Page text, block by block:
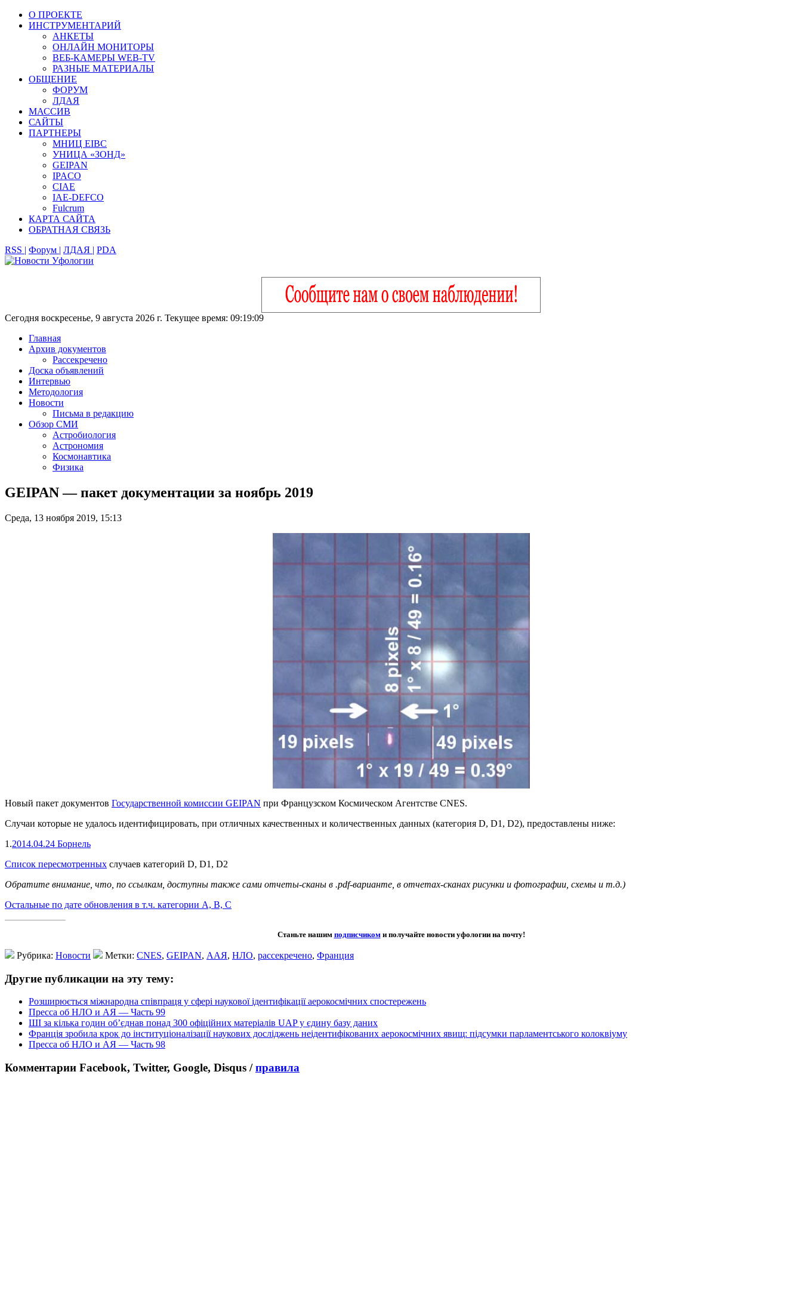
О ПРОЕКТЕ
ИНСТРУМЕНТАРИЙ
АНКЕТЫ
ОНЛАЙН МОНИТОРЫ
ВЕБ-КАМЕРЫ WEB-TV
РАЗНЫЕ МАТЕРИАЛЫ
ОБЩЕНИЕ
ФОРУМ
ЛДАЯ
МАССИВ
САЙТЫ
ПАРТНЕРЫ
МНИЦ EIBC
УНИЦА «ЗОНД»
GEIPAN
IPACO
CIAE
IAE-DEFCO
Fulcrum
КАРТА САЙТА
ОБРАТНАЯ СВЯЗЬ
RSS | Форум | ЛДАЯ | PDA
Сегодня воскресенье, 9 августа 2026 г. Текущее время: 09:19:10
Главная
Архив документов
Рассекречено
Доска объявлений
Интервью
Методология
Новости
Письма в редакцию
Обзор СМИ
Астробиология
Астрономия
Космонавтика
Физика
GEIPAN — пакет документации за ноябрь 2019
Среда, 13 ноября 2019, 15:13
Новый пакет документов Государственной комиссии GEIPAN при Французском Космическом Агентстве CNES.
Случаи которые не удалось идентифицировать, при отличных качественных и количественных данных (категория D, D1, D2), предоставлены ниже:
1.2014.04.24 Борнель
Список пересмотренных случаев категорий D, D1, D2
Обратите внимание, что, по ссылкам, доступны также сами отчеты-сканы в .pdf-варианте, в отчетах-сканах рисунки и фотографии, схемы и т.д.)
Остальные по дате обновления в т.ч. категории A, B, C
Станьте нашим подписчикоми получайте новости уфологии на почту!
Рубрика: Новости Метки: CNES, GEIPAN, ААЯ, НЛО, рассекречено, Франция
Другие публикации на эту тему:
Розширюється міжнародна співпраця у сфері наукової ідентифікації аерокосмічних спостережень
Пресса об НЛО и АЯ — Часть 99
ШІ за кілька годин об’єднав понад 300 офіційних матеріалів UAP у єдину базу даних
Франція зробила крок до інституціоналізації наукових досліджень неідентифікованих аерокосмічних явищ: підсумки парламентського колоквіуму
Пресса об НЛО и АЯ — Часть 98
Комментарии Facebook, Twitter, Google, Disqus /правила